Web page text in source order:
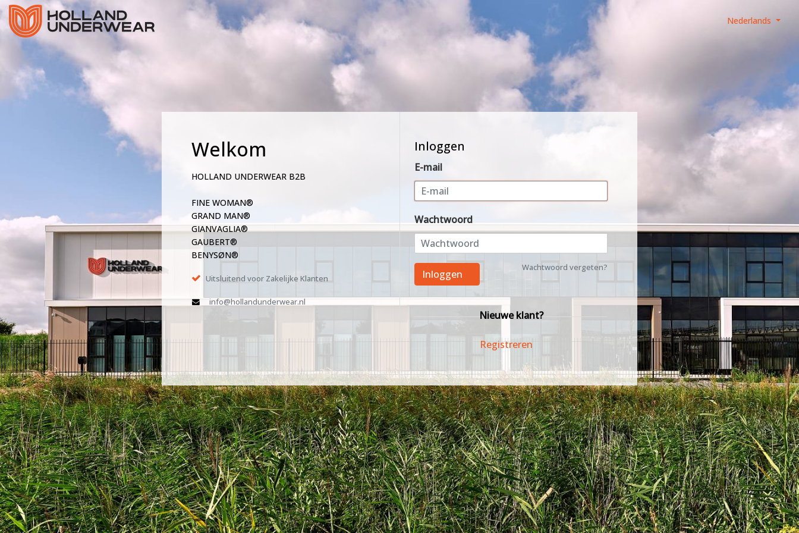
Nederlands
Welkom
HOLLAND UNDERWEAR B2B
FINE WOMAN®
GRAND MAN®
GIANVAGLIA®
GAUBERT®
BENYSØN®
Uitsluitend voor Zakelijke Klanten
info@hollandunderwear.nl
Inloggen
E-mail
Wachtwoord
Wachtwoord vergeten?
Inloggen
Nieuwe klant?
Registreren